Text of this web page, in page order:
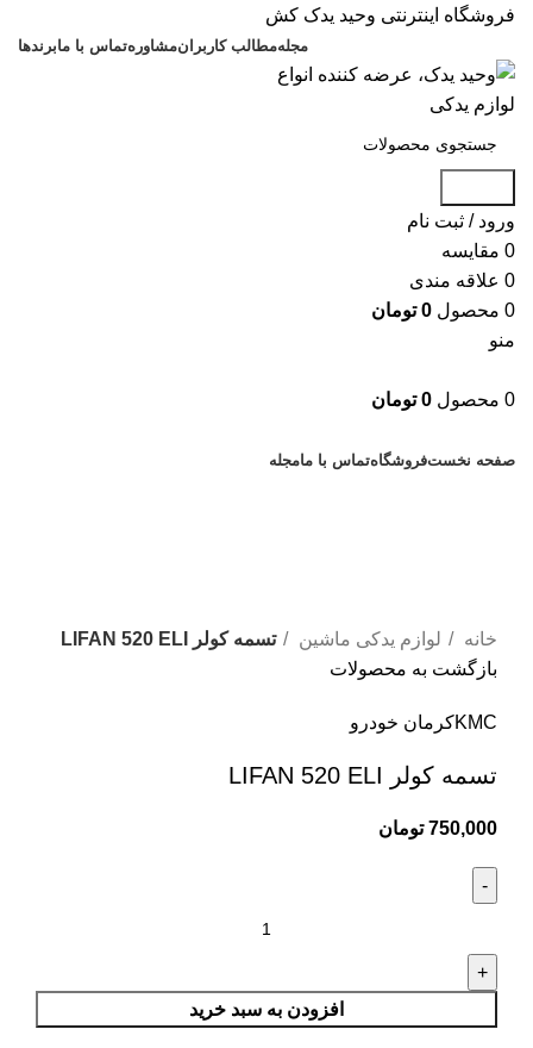
فروشگاه اینترنتی وحید یدک کش
مجلهمطالب کاربرانمشاورهتماس با مابرندها
ورود / ثبت نام
0 مقایسه
0 علاقه مندی
0 محصول 0 تومان
منو
0 محصول 0 تومان
صفحه نخستفروشگاهتماس با مامجله
خانه لوازم یدکی ماشین
تسمه کولر LIFAN 520 ELI
بازگشت به محصولات
KMCکرمان خودرو
تسمه کولر LIFAN 520 ELI
750,000 تومان
افزودن به سبد خرید